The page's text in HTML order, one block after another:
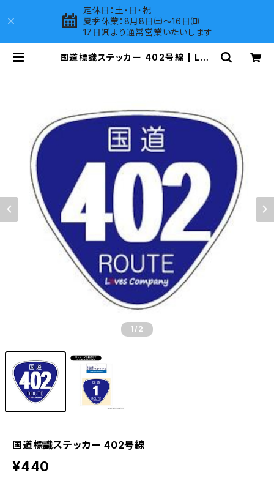
定休日：土・日・祝
夏季休業：8月8日㈯～16日㈰
17日㈪より通常営業いたいします
国道標識ステッカー 402号線 | LOV
1 /2
国道標識ステッカー 402号線
¥440